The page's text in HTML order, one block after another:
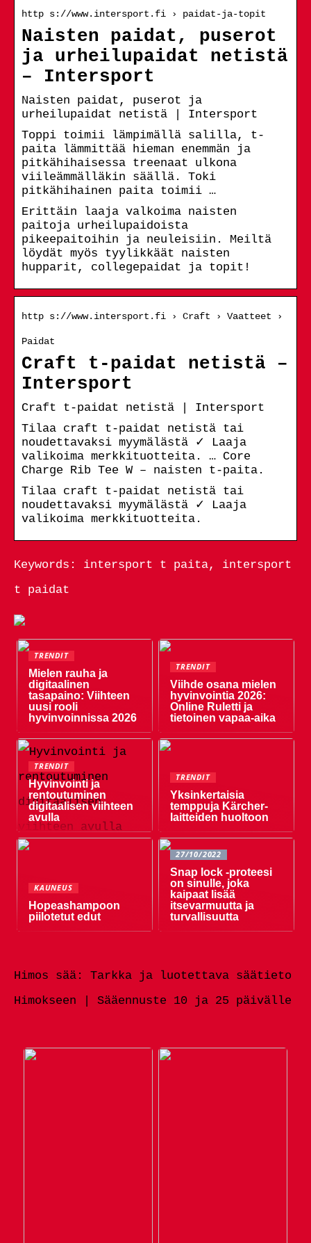
http s://www.intersport.fi › paidat-ja-topit
Naisten paidat, puserot
ja urheilupaidat netistä
– Intersport
Naisten paidat, puserot ja
urheilupaidat netistä | Intersport
Toppi toimii lämpimällä salilla, t-
paita lämmittää hieman enemmän ja
pitkähihaisessa treenaat ulkona
viileämmälläkin säällä. Toki
pitkähihainen paita toimii …
Erittäin laaja valkoima naisten
paitoja urheilupaidoista
pikeepaitoihin ja neuleisiin. Meiltä
löydät myös tyylikkäät naisten
hupparit, collegepaidat ja topit!
http s://www.intersport.fi › Craft › Vaatteet ›
Paidat
Craft t-paidat netistä –
Intersport
Craft t-paidat netistä | Intersport
Tilaa craft t-paidat netistä tai
noudettavaksi myymälästä ✓ Laaja
valikoima merkkituotteita. … Core
Charge Rib Tee W – naisten t-paita.
Tilaa craft t-paidat netistä tai
noudettavaksi myymälästä ✓ Laaja
valikoima merkkituotteita.
Keywords: intersport t paita, intersport
t paidat
TRENDIT
Mielen rauha ja
digitaalinen
tasapaino: Viihteen
uusi rooli
hyvinvoinnissa 2026
TRENDIT
Viihde osana mielen
hyvinvointia 2026:
Online Ruletti ja
tietoinen vapaa-aika
TRENDIT
Hyvinvointi ja
rentoutuminen
digitaalisen viihteen
avulla
TRENDIT
Yksinkertaisia ​​
temppuja Kärcher-
laitteiden huoltoon
KAUNEUS
Hopeashampoon
piilotetut edut
27/10/2022
Snap lock -proteesi
on sinulle, joka
kaipaat lisää
itsevarmuutta ja
turvallisuutta
Himos sää: Tarkka ja luotettava säätieto
Himokseen | Sääennuste 10 ja 25 päivälle